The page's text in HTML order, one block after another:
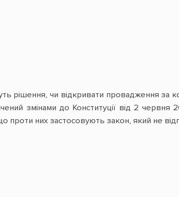
рішення, чи відкривати провадження за
змінами до Конституції від 2
проти них застосовують закон, який не